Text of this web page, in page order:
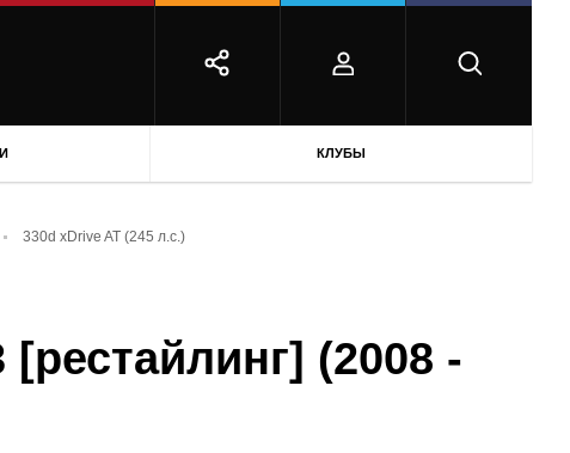
КЛУБЫ
330d xDrive AT (245 л.с.)
(2008 -